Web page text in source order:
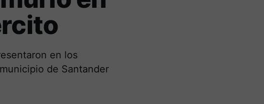
en los
de Santander